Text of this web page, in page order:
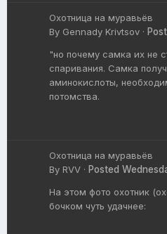
Охотница на муравьёв
By Gennady Krivtsov ·
"но почему самка их не
спаривания. Самка
аминокислоты,
потомства.
Охотница на муравьёв
By RVV · Posted
На этом фото охотник
бочком чуть удачнее: